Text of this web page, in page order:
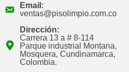
Email:
ventas@pisolimpio.com.co
Dirección:
Carrera 13 a # 8-114
Parque industrial Montana,
Mosquera, Cundinamarca,
Colombia.